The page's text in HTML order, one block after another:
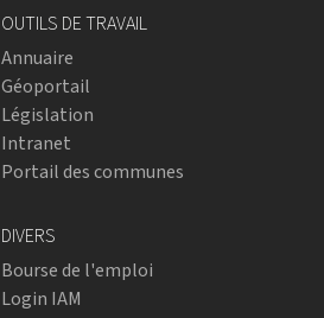
OUTILS DE TRAVAIL
Annuaire
Géoportail
Législation
Intranet
Portail des communes
DIVERS
Bourse de l'emploi
Login IAM